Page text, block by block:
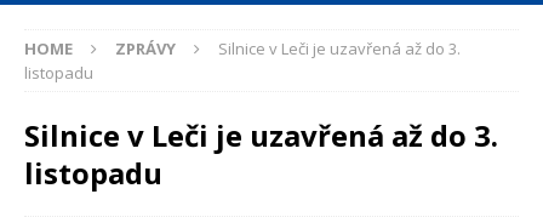
HOME ZPRÁVY
Silnice v Leči je uzavřená až do 3.
listopadu
Silnice v Leči je uzavřená až do 3.
listopadu